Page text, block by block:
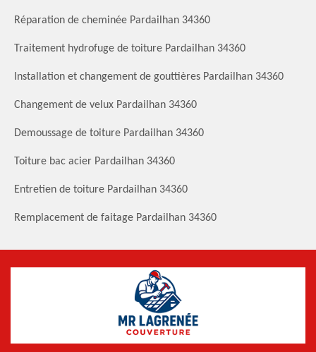
Réparation de cheminée Pardailhan 34360
Traitement hydrofuge de toiture Pardailhan 34360
Installation et changement de gouttières Pardailhan 34360
Changement de velux Pardailhan 34360
Demoussage de toiture Pardailhan 34360
Toiture bac acier Pardailhan 34360
Entretien de toiture Pardailhan 34360
Remplacement de faitage Pardailhan 34360